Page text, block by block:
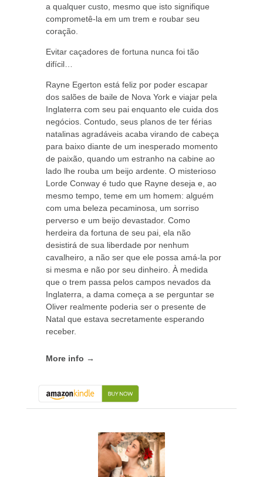
a qualquer custo, mesmo que isto signifique
comprometê-la em um trem e roubar seu
coração.
Evitar caçadores de fortuna nunca foi tão
difícil…
Rayne Egerton está feliz por poder escapar
dos salões de baile de Nova York e viajar pela
Inglaterra com seu pai enquanto ele cuida dos
negócios. Contudo, seus planos de ter férias
natalinas agradáveis acaba virando de cabeça
para baixo diante de um inesperado momento
de paixão, quando um estranho na cabine ao
lado lhe rouba um beijo ardente. O misterioso
Lorde Conway é tudo que Rayne deseja e, ao
mesmo tempo, teme em um homem: alguém
com uma beleza pecaminosa, um sorriso
perverso e um beijo devastador. Como
herdeira da fortuna de seu pai, ela não
desistirá de sua liberdade por nenhum
cavalheiro, a não ser que ele possa amá-la por
si mesma e não por seu dinheiro. À medida
que o trem passa pelos campos nevados da
Inglaterra, a dama começa a se perguntar se
Oliver realmente poderia ser o presente de
Natal que estava secretamente esperando
receber.
More info →